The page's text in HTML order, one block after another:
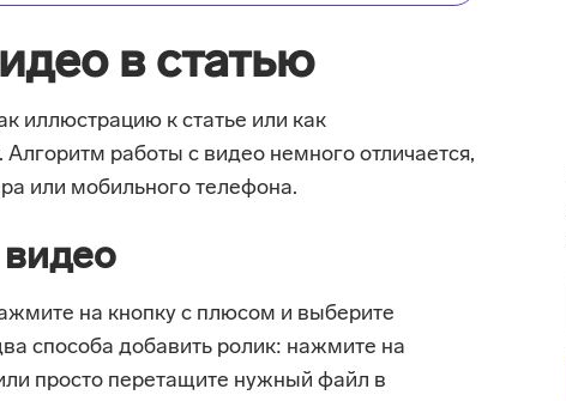
в статью
иллюстрацию к статье или как
Алгоритм работы с видео немного отличается,
или мобильного телефона.
видео
на кнопку с плюсом и выберите
способа добавить ролик: нажмите на
просто перетащите нужный файл в